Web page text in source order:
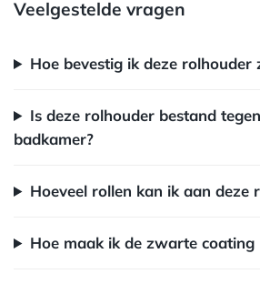
Veelgestelde vragen
Hoe bevestig ik deze rolhouder
Is deze rolhouder bestand
badkamer?
Hoeveel rollen kan ik aan deze
Hoe maak ik de zwarte coating